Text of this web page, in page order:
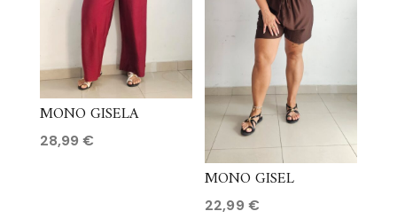
MONO GISELA
28,99€
MONO GISEL
22,99 €